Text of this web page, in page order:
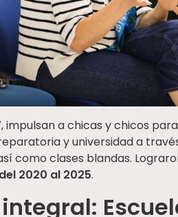
, impulsan a chicas y chicos
y universidad a
como clases blandas.
2020 al 2025.